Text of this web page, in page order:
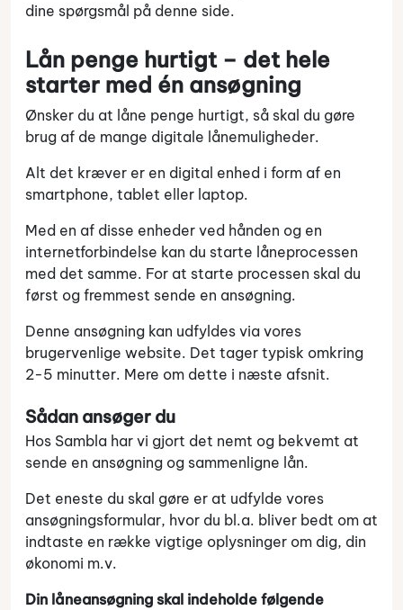
dine spørgsmål på denne side.
Lån penge hurtigt – det hele
starter med én ansøgning
Ønsker du at låne penge hurtigt, så skal du gøre
brug af de mange digitale lånemuligheder.
Alt det kræver er en digital enhed i form af en
smartphone, tablet eller laptop.
Med en af disse enheder ved hånden og en
internetforbindelse kan du starte låneprocessen
med det samme. For at starte processen skal du
først og fremmest sende en ansøgning.
Denne ansøgning kan udfyldes via vores
brugervenlige website. Det tager typisk omkring
2-5 minutter. Mere om dette i næste afsnit.
Sådan ansøger du
Hos Sambla har vi gjort det nemt og bekvemt at
sende en ansøgning og sammenligne lån.
Det eneste du skal gøre er at udfylde vores
ansøgningsformular, hvor du bl.a. bliver bedt om at
indtaste en række vigtige oplysninger om dig, din
økonomi m.v.
Din låneansøgning skal indeholde følgende